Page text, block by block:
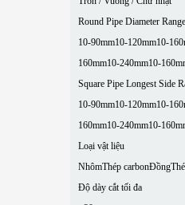
Round Pipe Diameter Range
10-90mm10-120mm10-
160mm10-240mm10-
Square Pipe Longest Side
10-90mm10-120mm10-
160mm10-240mm10-
Loại vật liệu
NhômThép carbonĐồng
Độ dày cắt tối đa